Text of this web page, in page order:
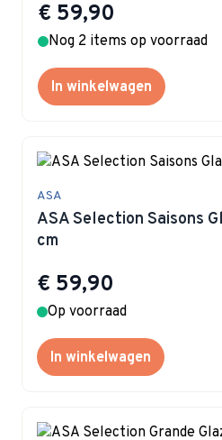
€ 59,90
Nog 2 items op voorraad
In winkelwagen
ASA
ASA Selection Saisons
cm
€ 59,90
Op voorraad
In winkelwagen